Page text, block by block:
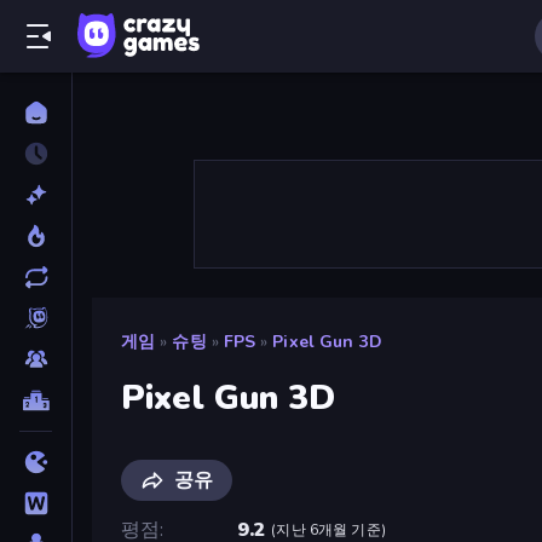
게임 » 슈팅 » FPS » Pixel Gun 3D
Pixel Gun 3D
공유
평점
9.2 (지난 6개월 기준)